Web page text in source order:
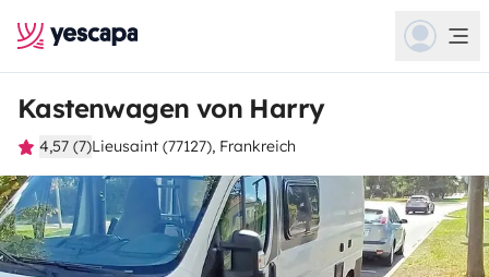
Kastenwagen von Harry
4,57 (7)Lieusaint (77127), Frankreich